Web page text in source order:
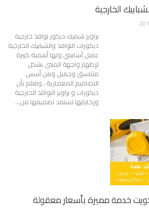
الخارجية
براويز شبابيك ديكور نوافذ خارجية
ديكورات النوافذ والشبابيك الخارجية
عامل أساسي ولها أهمية كبيرة
لإظهار واجهة المبنى بشكل
متناسق وجميل ومن أسس
التصاميم المعمارية ، ونعلم بأن
ديكورات و براويز النوافذ الخارجية
وزخارفها تستمد تصميمها من…
خدمة مميزة بأسعار معقولة